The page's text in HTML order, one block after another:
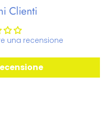
Clienti
una recensione